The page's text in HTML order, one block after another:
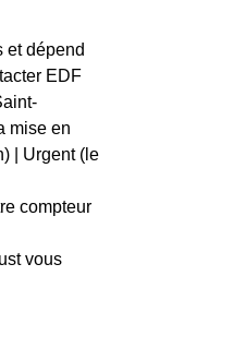
et dépend
EDF
mise en
| Urgent (le
compteur
vous